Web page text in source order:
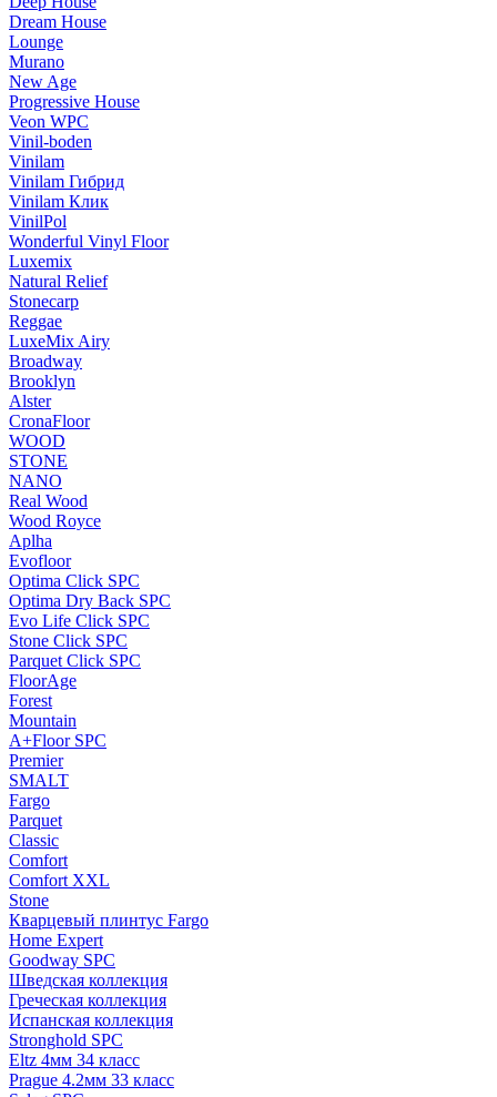
Dream House
Lounge
Murano
New Age
Progressive House
Veon WPC
Vinil-boden
Vinilam
Vinilam Гибрид
Vinilam Клик
VinilPol
Wonderful Vinyl Floor
Luxemix
Natural Relief
Stonecarp
Reggae
LuxeMix Airy
Broadway
Brooklyn
Alster
CronaFloor
WOOD
STONE
NANO
Real Wood
Wood Royce
Aplha
Evofloor
Optima Click SPC
Optima Dry Back SPC
Evo Life Click SPC
Stone Click SPC
Parquet Click SPC
FloorAge
Forest
Mountain
A+Floor SPC
Premier
SMALT
Fargo
Parquet
Classic
Comfort
Comfort XXL
Stone
Кварцевый плинтус Fargo
Home Expert
Goodway SPC
Шведская коллекция
Греческая коллекция
Испанская коллекция
Stronghold SPC
Eltz 4мм 34 класс
Prague 4.2мм 33 класс